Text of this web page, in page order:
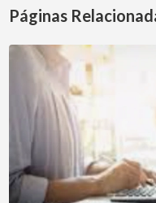
Páginas